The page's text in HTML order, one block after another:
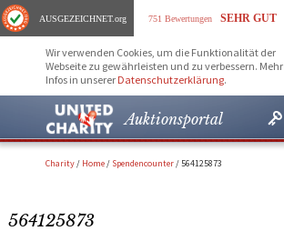
AUSGEZEICHNET.org 751 Bewertungen SEHR GUT
Wir verwenden Cookies, um die Funktionalität der
Webseite zu gewährleisten und zu verbessern. Mehr
Infos in unserer Datenschutzerklärung.
Auktionsportal
Charity/ Home/ Spendencounter/564125873
564125873